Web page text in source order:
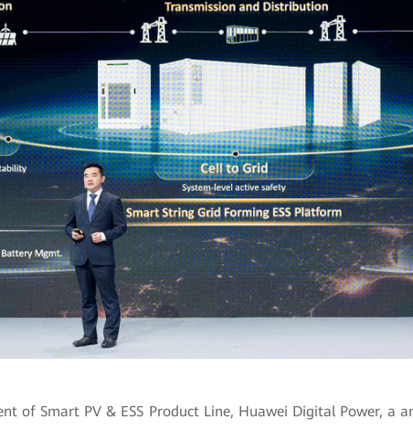
of Smart PV & ESS Product Line, Huawei Digital Power, a